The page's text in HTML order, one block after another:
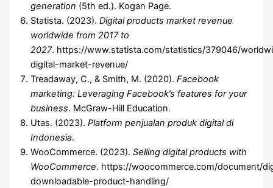
generation (5th ed.). Kogan Page.
Statista. (2023).Digital products market revenue
worldwide from 2017 to
2027. https://www.statista.com/statistics/379046/
digital-market-revenue/
Treadaway, C., & Smith, M. (2020).Facebook
marketing: Leveraging Facebook’s features for your
business. McGraw-Hill Education.
Utas. (2023).Platform penjualan produk digital di
Indonesia.
WooCommerce. (2023).Selling digital products with
WooCommerce. https://woocommerce.com/document/
downloadable-product-handling/